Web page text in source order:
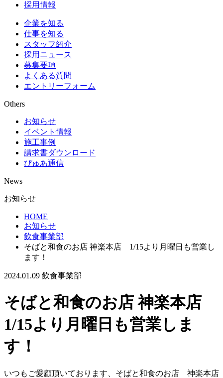
採用情報
企業を知る
仕事を知る
スタッフ紹介
採用ニュース
募集要項
よくある質問
エントリーフォーム
Others
お知らせ
イベント情報
施工事例
請求書ダウンロード
ぴゅあ通信
News
お知らせ
HOME
お知らせ
飲食事業部
そばと和食のお店 神楽本店 1/15より月曜日も営業し
ます！
2024.01.09 飲食事業部
そばと和食のお店 神楽本店
1/15より月曜日も営業しま
す！
いつもご愛顧頂いております、そばと和食のお店 神楽本店